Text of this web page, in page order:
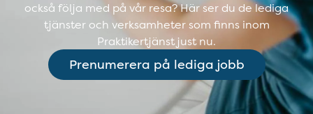
också följa med på vår resa? Här ser du de lediga
tjänster och verksamheter som finns inom
Praktikertjänst just nu.
Prenumerera på lediga jobb